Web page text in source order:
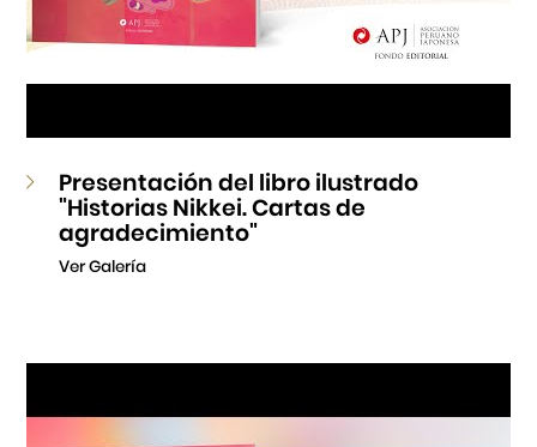
Presentación del libro ilustrado
"Historias Nikkei. Cartas de
agradecimiento"
Ver Galería